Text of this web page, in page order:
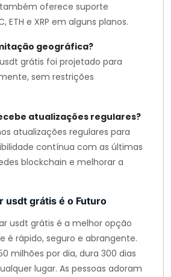
também oferece suporte
ETH e XRP em alguns planos.
geográfica?
grátis foi projetado para
sem restrições
atualizações regulares?
atualizações regulares para
contínua com as últimas
blockchain e melhorar a
usdt grátis é o Futuro
usdt grátis é a melhor opção
é rápido, seguro e abrangente.
milhões por dia, dura 300 dias
lugar. As pessoas adoram